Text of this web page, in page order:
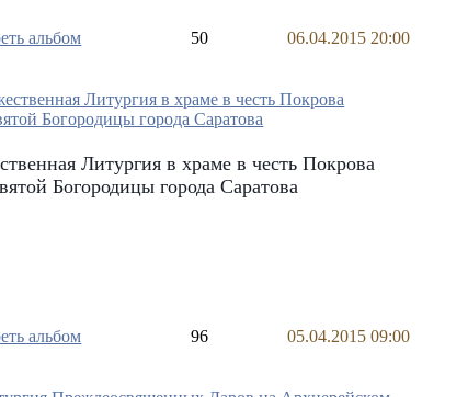
альбом 50 06.04.2015 20:00
Литургия в храме в честь Покрова
Богородицы города Саратова
альбом 96 05.04.2015 09:00